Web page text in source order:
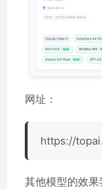
网址：
https://
其他模型的效